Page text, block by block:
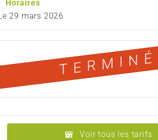
Horaires
29 mars 2026
TERMINÉ
Voir tous les tarifs